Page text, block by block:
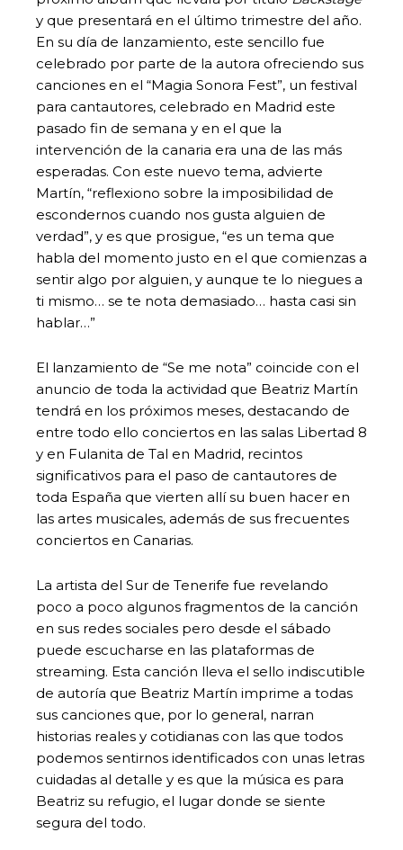
y que presentará en el último trimestre del año.
En su día de lanzamiento, este sencillo fue
celebrado por parte de la autora ofreciendo sus
canciones en el “Magia Sonora Fest”, un festival
para cantautores, celebrado en Madrid este
pasado fin de semana y en el que la
intervención de la canaria era una de las más
esperadas. Con este nuevo tema, advierte
Martín, “reflexiono sobre la imposibilidad de
escondernos cuando nos gusta alguien de
verdad”, y es que prosigue, “es un tema que
habla del momento justo en el que comienzas a
sentir algo por alguien, y aunque te lo niegues a
ti mismo… se te nota demasiado… hasta casi sin
hablar…”
El lanzamiento de “Se me nota” coincide con el
anuncio de toda la actividad que Beatriz Martín
tendrá en los próximos meses, destacando de
entre todo ello conciertos en las salas Libertad 8
y en Fulanita de Tal en Madrid, recintos
significativos para el paso de cantautores de
toda España que vierten allí su buen hacer en
las artes musicales, además de sus frecuentes
conciertos en Canarias.
La artista del Sur de Tenerife fue revelando
poco a poco algunos fragmentos de la canción
en sus redes sociales pero desde el sábado
puede escucharse en las plataformas de
streaming. Esta canción lleva el sello indiscutible
de autoría que Beatriz Martín imprime a todas
sus canciones que, por lo general, narran
historias reales y cotidianas con las que todos
podemos sentirnos identificados con unas letras
cuidadas al detalle y es que la música es para
Beatriz su refugio, el lugar donde se siente
segura del todo.